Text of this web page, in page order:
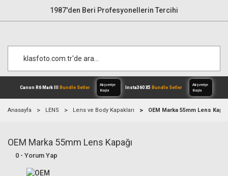
1987'den Beri Profesyonellerin Tercihi
Canon R6 Mark IIIBundle Setler
Anasayfa LENS Lens ve Body Kapakları OEM Marka 55mm Lens
OEM Marka 55mm Lens Kapağı
0 - Yorum Yap